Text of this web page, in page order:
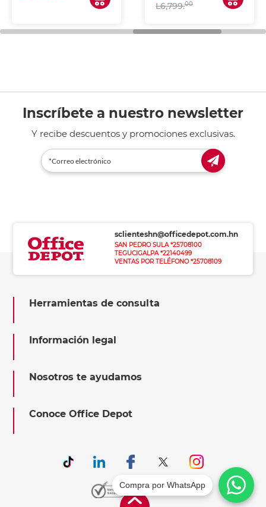
L6,799.00
Inscríbete a nuestro newsletter
Y recibe descuentos y promociones exclusivas.
sclienteshn@officedepot.com.hn
SAN PEDRO SULA *25708100
TEGUCIGALPA *22140499
VENTAS POR TELÉFONO *25708109
Herramientas de consulta
Información legal
Nosotros te ayudamos
Conoce Office Depot
Compra por WhatsApp